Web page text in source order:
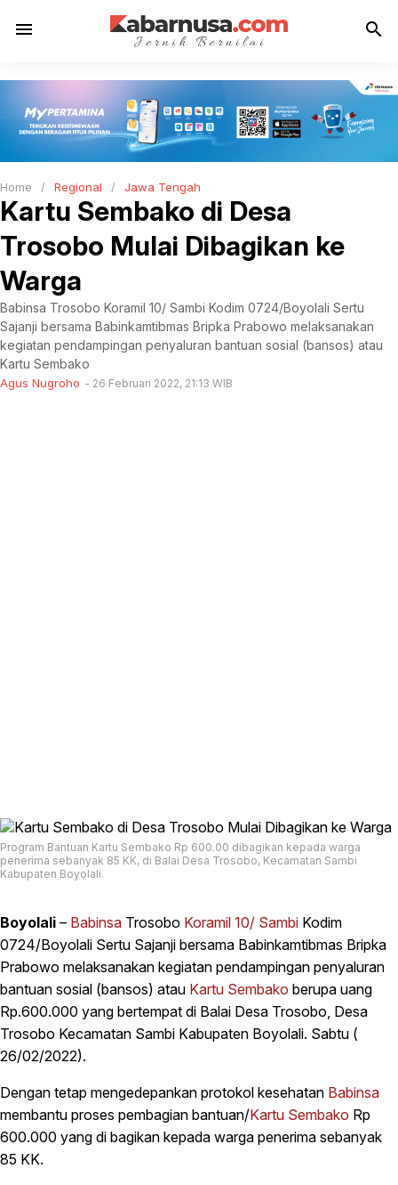
menu search
Home / Regional / Jawa Tengah
Kartu Sembako di Desa
Trosobo Mulai Dibagikan ke
Warga
Babinsa Trosobo Koramil 10/ Sambi Kodim 0724/Boyolali Sertu
Sajanji bersama Babinkamtibmas Bripka Prabowo melaksanakan
kegiatan pendampingan penyaluran bantuan sosial (bansos) atau
Kartu Sembako
Agus Nugroho 26 Februari 2022, 21:13 WIB
Program Bantuan Kartu Sembako Rp 600.00 dibagikan kepada warga
penerima sebanyak 85 KK, di Balai Desa Trosobo, Kecamatan Sambi
Kabupaten Boyolali.
Boyolali – Babinsa Trosobo Koramil 10/ Sambi Kodim
0724/Boyolali Sertu Sajanji bersama Babinkamtibmas Bripka
Prabowo melaksanakan kegiatan pendampingan penyaluran
bantuan sosial (bansos) atau Kartu Sembako berupa uang
Rp.600.000 yang bertempat di Balai Desa Trosobo, Desa
Trosobo Kecamatan Sambi Kabupaten Boyolali. Sabtu (
26/02/2022).
Dengan tetap mengedepankan protokol kesehatan Babinsa
membantu proses pembagian bantuan/Kartu Sembako Rp
600.000 yang di bagikan kepada warga penerima sebanyak
85 KK.